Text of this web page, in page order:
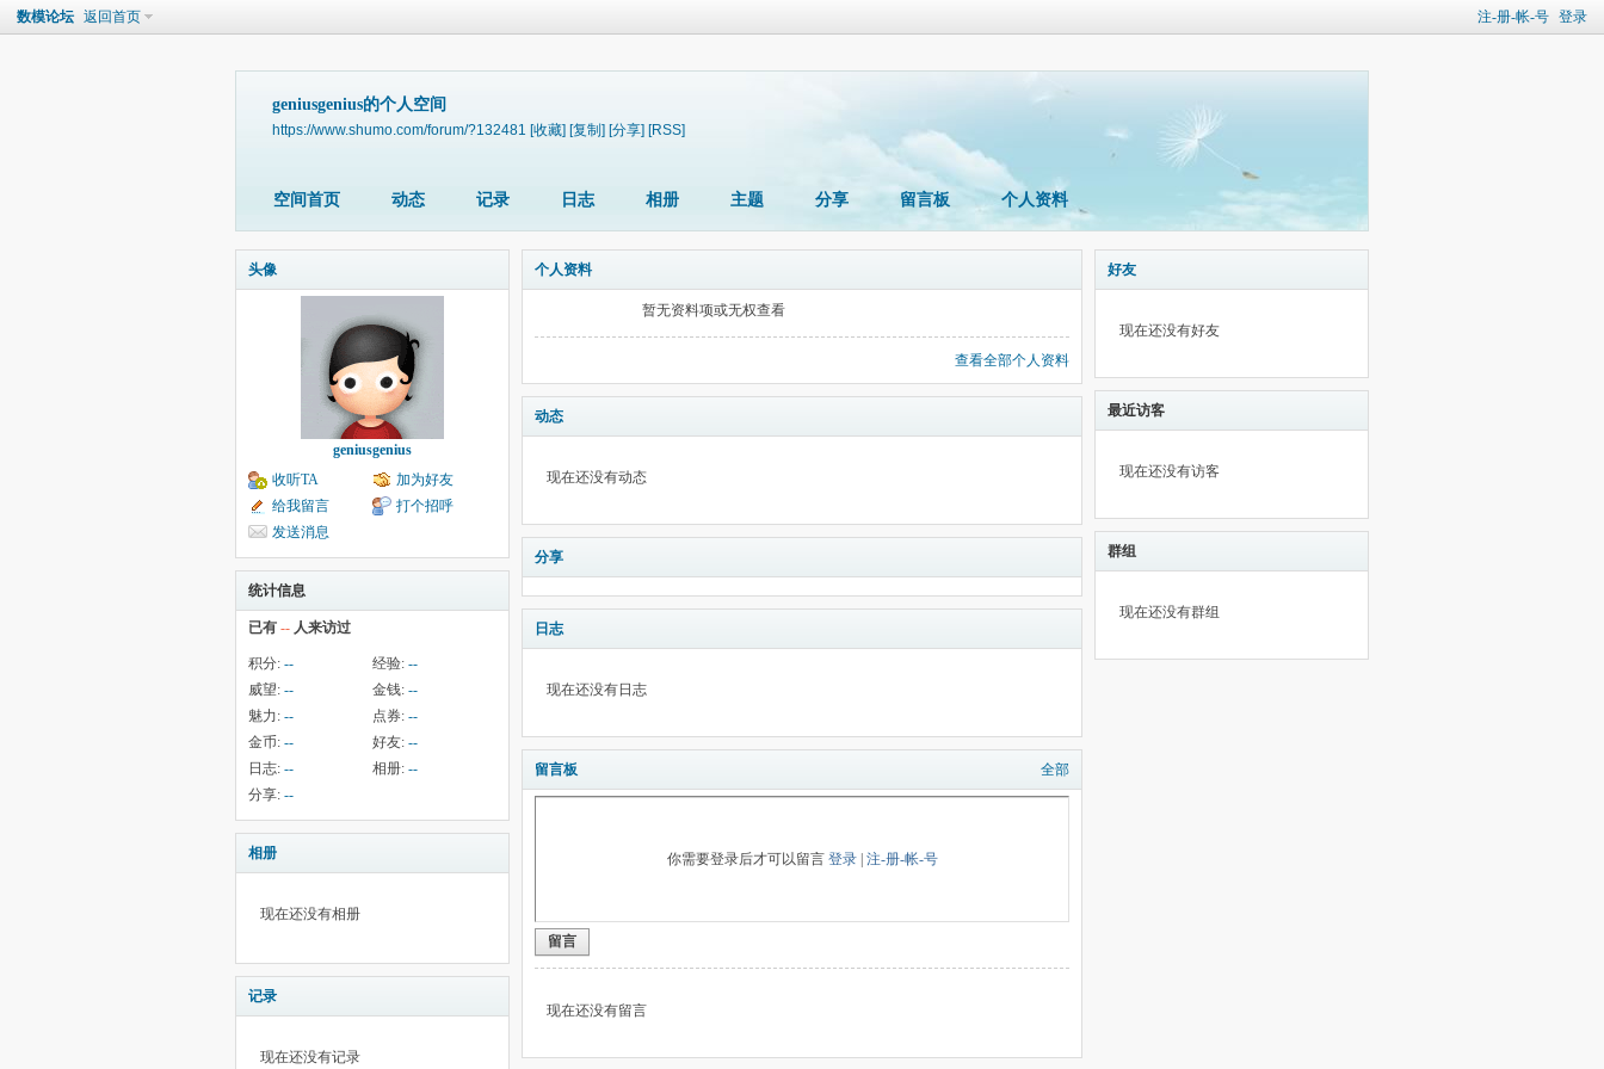
注-册-帐-号 登录
数模论坛 返回首页
geniusgenius的个人空间
https://www.shumo.com/forum/?132481 [收藏] [复制] [分享] [RSS]
空间首页 动态 记录 日志 相册 主题 分享 留言板 个人资料
头像
geniusgenius
收听TA
加为好友
给我留言
打个招呼
发送消息
统计信息
已有 -- 人来访过
积分: -- 经验: --
威望: -- 金钱: --
魅力: -- 点券: --
金币: -- 好友: --
日志: -- 相册: --
分享: --
相册
现在还没有相册
记录
现在还没有记录
个人资料
暂无资料项或无权查看
查看全部个人资料
动态
现在还没有动态
分享
日志
现在还没有日志
留言板 全部
你需要登录后才可以留言 登录| 注-册-帐-号
留言
现在还没有留言
好友
现在还没有好友
最近访客
现在还没有访客
群组
现在还没有群组